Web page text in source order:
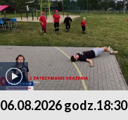
06.08.2026 godz.18:30